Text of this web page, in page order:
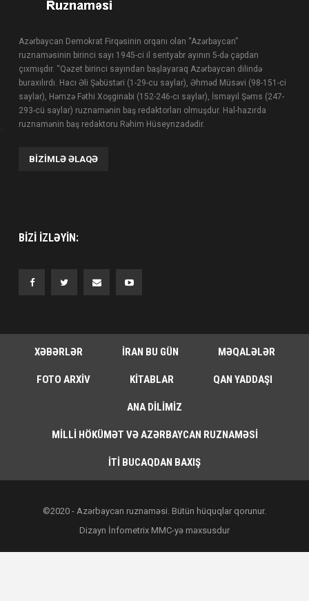
Azərbaycan Demokrat Firqəsinin orqanı olan “Azərbaycan”
ruznaməsinin birinci sayı 1945-ci il sentyabr ayının 5-də çapdan
çıxmışdır. “Qəzet birinci sayından başlayaraq Azərbaycan dilində
buraxılırdı. Hacı Əli Şəbüstəri (1-29-cu saylar), Əhməd Müsəvi (98-151-ci
saylar), Həmzə Fəthi Xoşginabi (152-246-cı saylar), İsmayıl Şəms (247-
293-cü saylar) ruznamənin baş redaktorları olmuşdur. Hal-hazırda
ruznamənin baş redaktoru Rəhim Hüseynzadədir.
BIZIMLƏ ƏLAQƏ
BIZI IZLƏYIN:
XƏBƏRLƏR İRAN BU GÜN MƏQALƏLƏR
FOTO ARXIV KITABLAR QAN YADDAŞI
ANA DILIMIZ
MILLI HÖKÜMƏT VƏ AZƏRBAYCAN RUZNAMƏSI
İTI BUCAQDAN BAXIŞ
©2020 - Azərbaycan ruznaməsi. Bütün hüquqlar qorunur.
Dizayn İnfometrix MMC-yə məxsusdur